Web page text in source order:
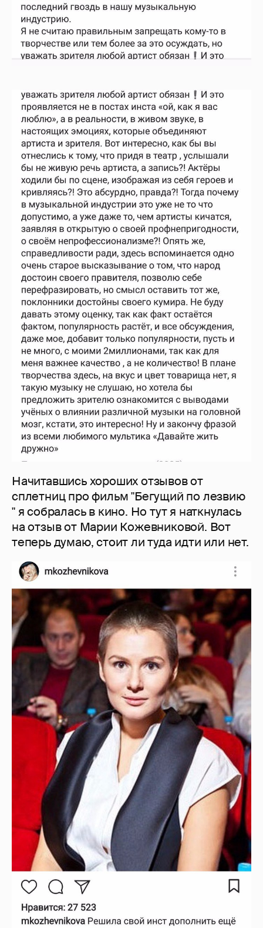
Начитавшись хороших отзывов от
сплетниц про фильм "Бегущий по лезвию
" я собралась в кино. Но тут я наткнулась
на отзыв от Марии Кожевниковой. Вот
теперь думаю, стоит ли туда идти или нет.